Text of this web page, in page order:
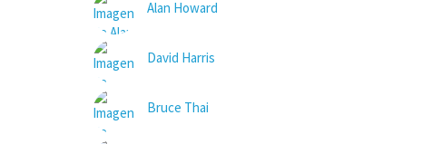
Alan Howard
David Harris
Bruce Thai